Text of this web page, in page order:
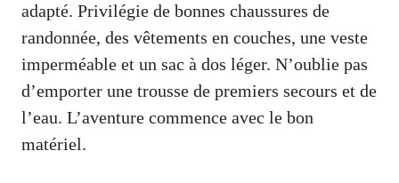
adapté. Privilégie de bonnes chaussures de
randonnée, des vêtements en couches, une veste
imperméable et un sac à dos léger. N’oublie pas
d’emporter une trousse de premiers secours et de
l’eau. L’aventure commence avec le bon
matériel.